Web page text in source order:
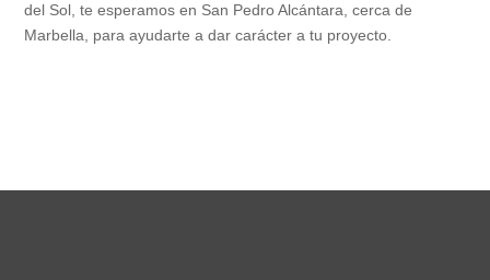
del Sol, te esperamos en San Pedro Alcántara, cerca de
Marbella, para ayudarte a dar carácter a tu proyecto.